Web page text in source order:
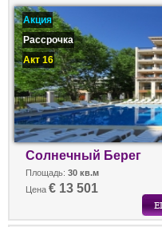
Акция
Рассрочка
Акт 16
Солнечный Берег
Площадь: 30 кв.м
Цена € 13 501